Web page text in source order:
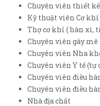
Chuyên viên thiết
Kỹ thuật viên Cơ khí
Thợ cơ khí ( hàn xì,
Chuyên viên gây mê
Chuyên viên Nha
Chuyên viên Y tế (tự
Chuyên viên điều
Chuyên viên điều
Nhà địa chất